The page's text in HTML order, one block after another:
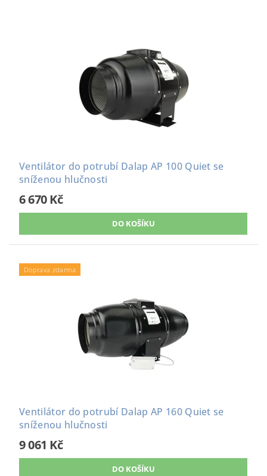
Ventilátor do potrubí Dalap AP 100 Quiet se
sníženou hlučnosti
6 670 Kč
Doprava zdarma
Ventilátor do potrubí Dalap AP 160 Quiet se
sníženou hlučnosti
9 061 Kč